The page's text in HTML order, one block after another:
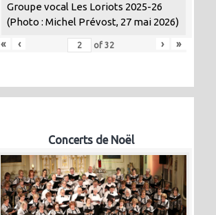
Groupe vocal Les Loriots 2025-26
(Photo : Michel Prévost, 27 mai 2026)
«
‹ of 32 › »
Concerts de Noël